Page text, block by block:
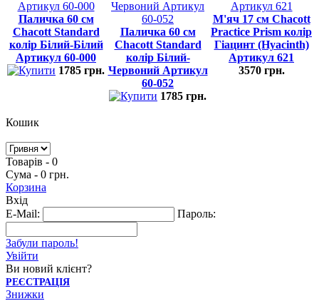
Паличка 60 см
Chacott Standard
колір Білий-Білий
Артикул 60-000
1785 грн.
Паличка 60 см
Chacott Standard
колір Білий-
Червоний Артикул
60-052
1785 грн.
М'яч 17 см Chacott
Practice Prism колір
Гіацинт (Hyacinth)
Артикул 621
3570 грн.
Кошик
Товарів - 0
Сума - 0 грн.
Корзина
Вхід
E-Mail:
Пароль:
Забули пароль!
Увійти
Ви новий клієнт?
РЕЄСТРАЦІЯ
Знижки